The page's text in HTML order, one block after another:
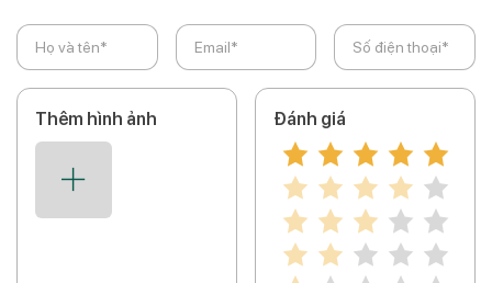
Thêm hình ảnh Đánh giá